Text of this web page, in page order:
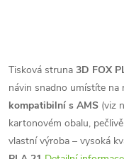
Tisková struna 3D FOX
návin snadno umístíte
kompatibilní s AMS (viz
kartonovém obalu,
vlastní výroba – vysoká